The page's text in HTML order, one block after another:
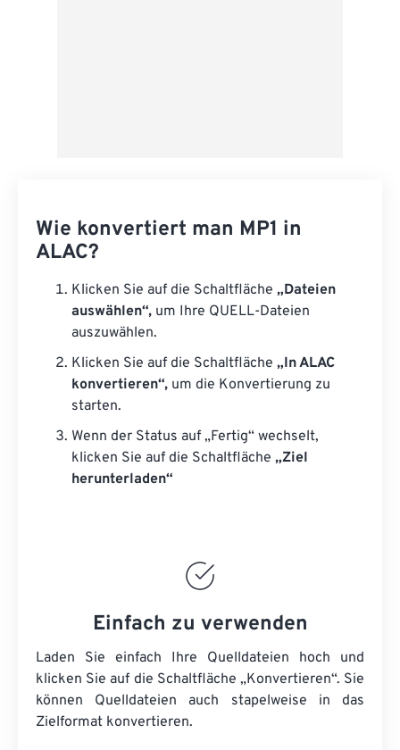
Wie konvertiert man MP1 in
ALAC?
Klicken Sie auf die Schaltfläche „Dateien
auswählen“, um Ihre QUELL-Dateien
auszuwählen.
Klicken Sie auf die Schaltfläche „In ALAC
konvertieren“, um die Konvertierung zu
starten.
Wenn der Status auf „Fertig“ wechselt,
klicken Sie auf die Schaltfläche „Ziel
herunterladen“
Einfach zu verwenden
Laden Sie einfach Ihre Quelldateien hoch und
klicken Sie auf die Schaltfläche „Konvertieren“. Sie
können Quelldateien auch stapelweise in das
Zielformat konvertieren.